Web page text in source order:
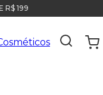
R$ 199